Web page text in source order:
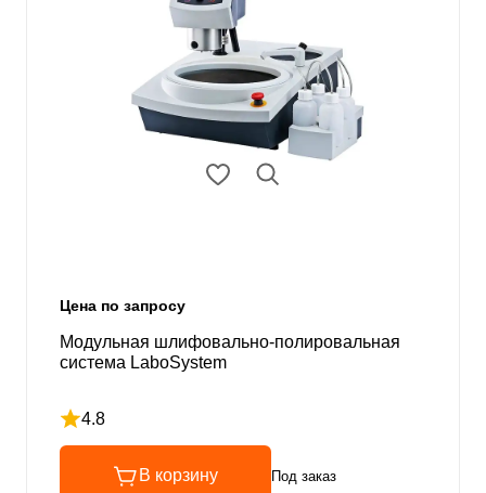
Цена по запросу
Модульная шлифовально-полировальная
система LaboSystem
4.8
Рейтинг 4.8 из 5
В корзину Под заказ